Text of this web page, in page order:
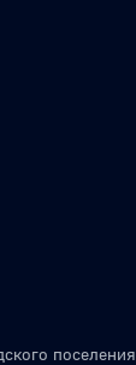
поселения